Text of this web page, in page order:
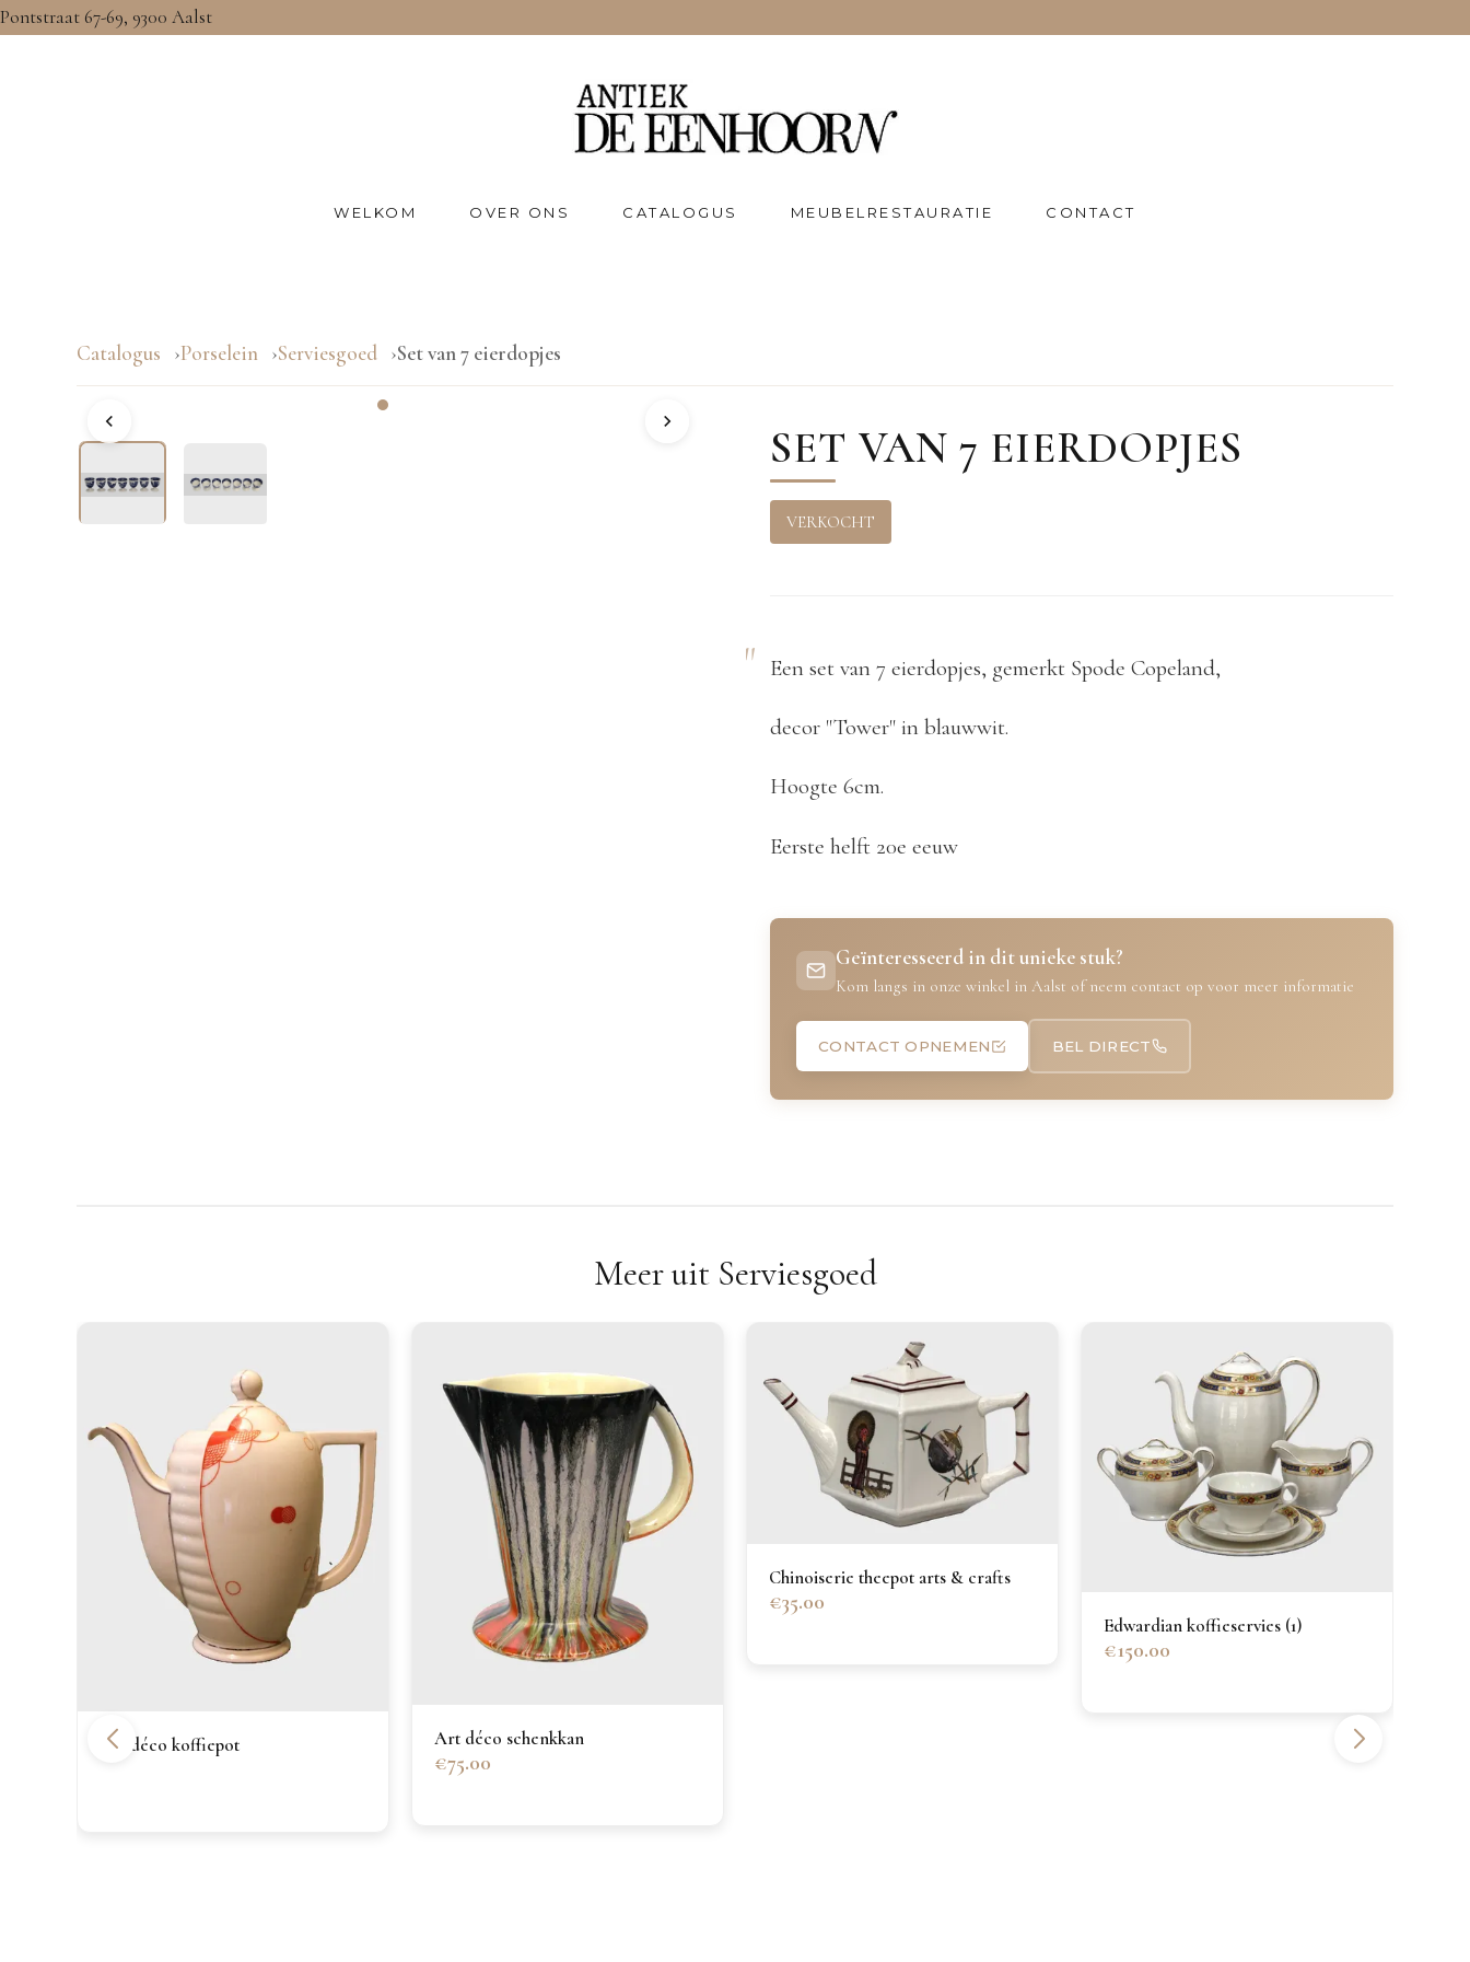
Pontstraat 67-69, 9300 Aalst
WELKOM OVER ONS CATALOGUS MEUBELRESTAURATIE CONTACT
Catalogus Porselein Serviesgoed Set van 7 eierdopjes
SET VAN 7 EIERDOPJES
VERKOCHT
Een set van 7 eierdopjes, gemerkt Spode Copeland,
decor "Tower" in blauwwit.
Hoogte 6cm.
Eerste helft 20e eeuw
Geïnteresseerd in dit unieke stuk?
Kom langs in onze winkel in Aalst of neem contact op voor meer informatie
CONTACT OPNEMEN BEL DIRECT
Meer uit Serviesgoed
Art déco koffiepot Art déco schenkkan
€75.00
Chinoiserie theepot arts & crafts
€35.00
Edwardian koffieservies (1)
€150.00